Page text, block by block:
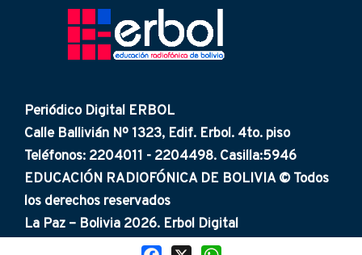
Periódico Digital ERBOL
Calle Ballivián Nº 1323, Edif. Erbol. 4to. piso
Teléfonos: 2204011 - 2204498. Casilla:5946
EDUCACIÓN RADIOFÓNICA DE BOLIVIA © Todos
los derechos reservados
La Paz – Bolivia 2026. Erbol Digital